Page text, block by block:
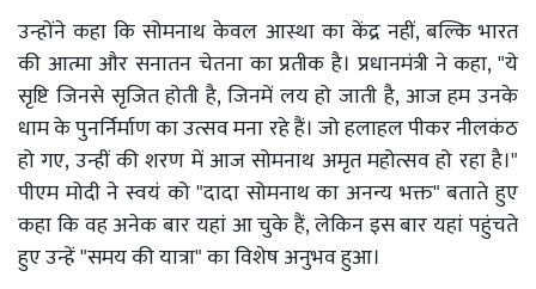
उन्होंने कहा कि सोमनाथ केवल आस्था का केंद्र नहीं, बल्कि भारत
की आत्मा और सनातन चेतना का प्रतीक है। प्रधानमंत्री ने कहा, "ये
सृष्टि जिनसे सृजित होती है, जिनमें लय हो जाती है, आज हम उनके
धाम के पुनर्निर्माण का उत्सव मना रहे हैं। जो हलाहल पीकर नीलकंठ
हो गए, उन्हीं की शरण में आज सोमनाथ अमृत महोत्सव हो रहा है।"
पीएम मोदी ने स्वयं को "दादा सोमनाथ का अनन्य भक्त" बताते हुए
कहा कि वह अनेक बार यहां आ चुके हैं, लेकिन इस बार यहां पहुंचते
हुए उन्हें "समय की यात्रा" का विशेष अनुभव हुआ।